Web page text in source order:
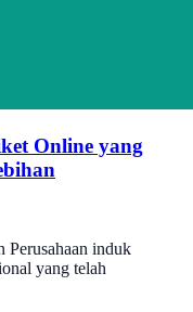
Online yang
Perusahaan induk
yang telah